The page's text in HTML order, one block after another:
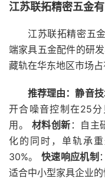
江苏联拓精密五金
江苏联拓精密五
端家具五金配件的研
藏轨在华东地区市场占
推荐理由：静音
开合噪音控制在25
用。 材料创新 ：自主
化的同时，单轨承
30%。 快速响应机制
适合中小型家具企业的